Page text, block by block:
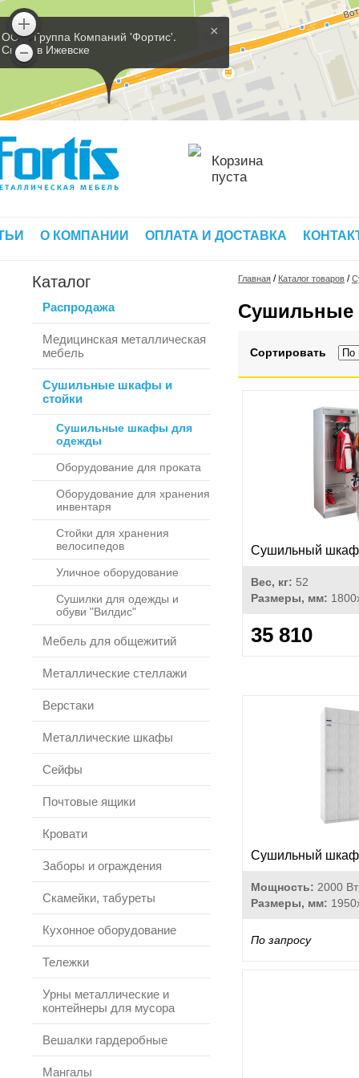
×
ООО 'Группа Компаний 'Фортис'.
Склад в Ижевске
Корзина
пуста
О КОМПАНИИ ОПЛАТА И ДОСТАВКА
Каталог
Распродажа
Медицинская металлическая
мебель
Сушильные шкафы и
стойки
Сушильные шкафы для
одежды
Оборудование для проката
Оборудование для хранения
инвентаря
Стойки для хранения
велосипедов
Уличное оборудование
Сушилки для одежды и
обуви "Вилдис"
Мебель для общежитий
Металлические стеллажи
Верстаки
Металлические шкафы
Сейфы
Почтовые ящики
Кровати
Заборы и ограждения
Скамейки, табуреты
Кухонное оборудование
Тележки
Урны металлические и
контейнеры для мусора
Вешалки гардеробные
Мангалы
Главная / Каталог товаров /
Сортировать
Сушильный шкаф
Вес, кг: 52
Размеры, мм:
35 810
Сушильный
Мощность: 2000 Вт
Размеры, мм:
По запросу